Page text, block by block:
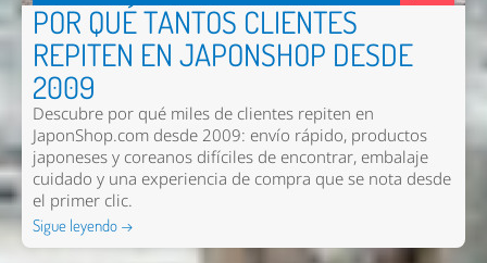
POR QUÉ TANTOS CLIENTES
REPITEN EN JAPONSHOP DESDE
2009
Descubre por qué miles de clientes repiten en
JaponShop.com desde 2009: envío rápido, productos
japoneses y coreanos difíciles de encontrar, embalaje
cuidado y una experiencia de compra que se nota desde
el primer clic.
Sigue leyendo →
Enviar